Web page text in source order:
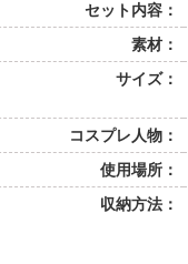
セット内容：
素材：
サイズ：
コスプレ人物：
使用場所：
収納方法：